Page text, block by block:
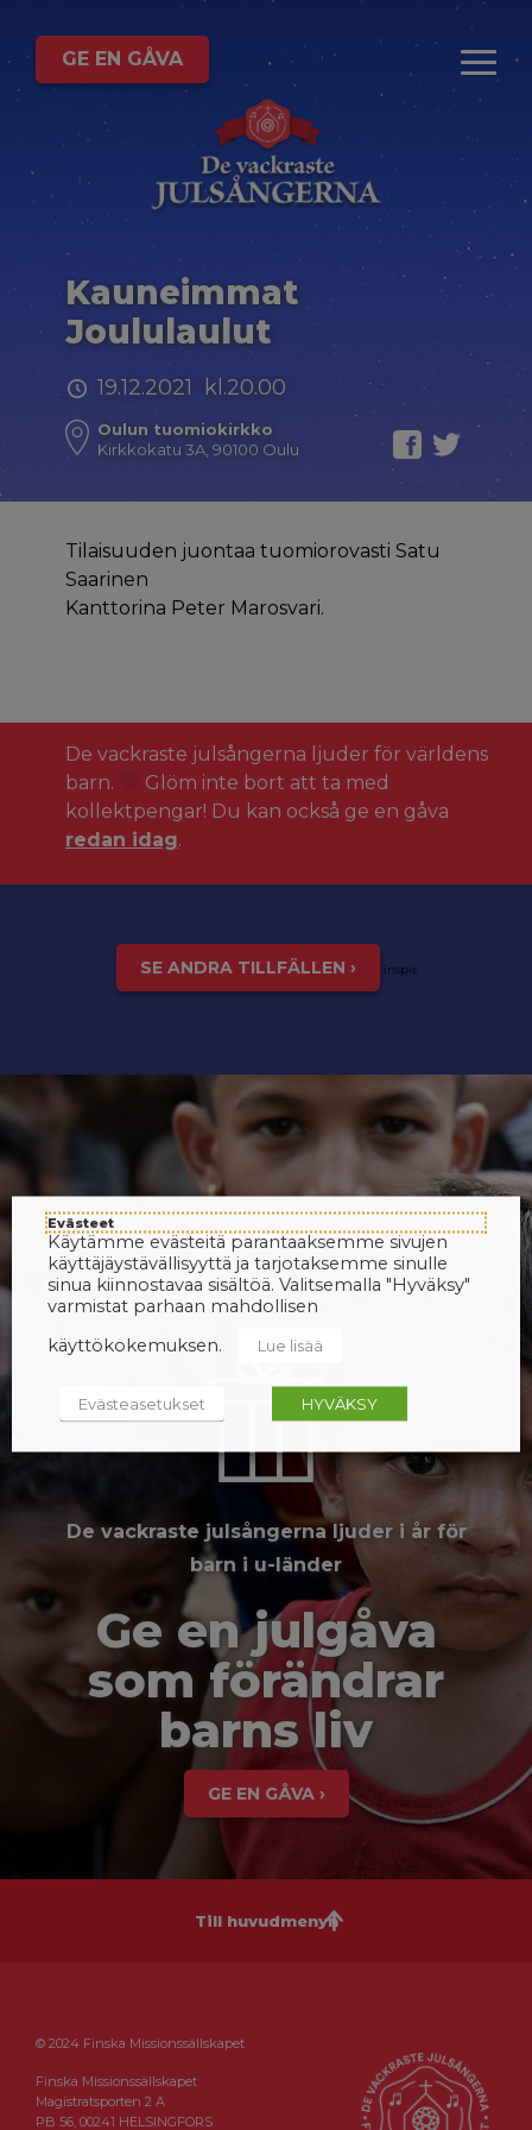
GE EN GÅVA
Kauneimmat
Joululaulut
19.12.2021 kl.20.00
Oulun tuomiokirkko
Kirkkokatu 3A, 90100 Oulu
Tilaisuuden juontaa tuomiorovasti Satu
Saarinen
Kanttorina Peter Marosvari.
De vackraste julsångerna ljuder för världens
barn.
Glöm inte bort att ta med
kollektpengar! Du kan också ge en gåva
redan idag.
SE ANDRA TILLFÄLLEN › inspis
De vackraste julsångerna ljuder i år för
barn i u-länder
Ge en julgåva
som förändrar
barns liv
GE EN GÅVA ›
Till huvudmenyn
© 2024 Finska Missionssällskapet
Finska Missionssällskapet
Magistratsporten 2 A
PB 56, 00241 HELSINGFORS
Evästeet
Käytämme evästeitä parantaaksemme sivujen
käyttäjäystävällisyyttä ja tarjotaksemme sinulle
sinua kiinnostavaa sisältöä. Valitsemalla "Hyväksy"
varmistat parhaan mahdollisen
käyttökokemuksen.
Lue lisää
Evästeasetukset HYVÄKSY